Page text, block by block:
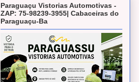
Paraguaçu Vistorias Automotivas -
ZAP: 75-98239-3955| Cabaceiras do
Paraguaçu-Ba